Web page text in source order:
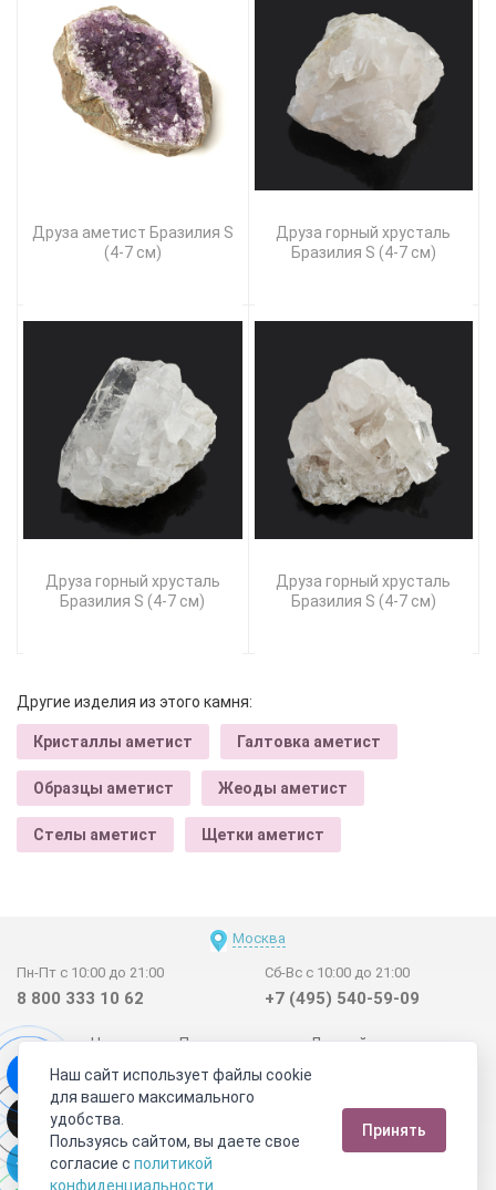
Друза аметист Бразилия S
(4-7 см)
Друза горный хрусталь
Бразилия S (4-7 см)
Друза горный хрусталь
Бразилия S (4-7 см)
Друза горный хрусталь
Бразилия S (4-7 см)
Другие изделия из этого камня:
Кристаллы аметист Галтовка аметист
Образцы аметист Жеоды аметист
Стелы аметист Щетки аметист
Москва
Пн-Пт с 10:00 до 21:00
8 800 333 10 62
Сб-Вс с 10:00 до 21:00
+7 (495) 540-59-09
Новинки Поставщикам
Личный счет
Договор-оферта
О нас
Наши магазины
Отзывы покупателей
Сертификаты
Статьи
Обратная связь
Видео о камнях СОУТ
Телеграм
Max
Наш сайт использует файлы cookie
для вашего максимального
удобства.
Пользуясь сайтом, вы даете свое
согласие с политикой
конфиденциальности
Принять